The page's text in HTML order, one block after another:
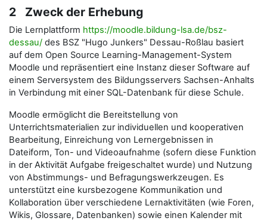
2 Zweck der Erhebung
Die Lernplattform https://moodle.bildung-lsa.de/bsz-
dessau/ des BSZ "Hugo Junkers" Dessau-Roßlau basiert
auf dem Open Source Learning-Management-System
Moodle und repräsentiert eine Instanz dieser Software auf
einem Serversystem des Bildungsservers Sachsen-Anhalts
in Verbindung mit einer SQL-Datenbank für diese Schule.
Moodle ermöglicht die Bereitstellung von
Unterrichtsmaterialien zur individuellen und kooperativen
Bearbeitung, Einreichung von Lernergebnissen in
Dateiform, Ton- und Videoaufnahme (sofern diese Funktion
in der Aktivität Aufgabe freigeschaltet wurde) und Nutzung
von Abstimmungs- und Befragungswerkzeugen. Es
unterstützt eine kursbezogene Kommunikation und
Kollaboration über verschiedene Lernaktivitäten (wie Foren,
Wikis, Glossare, Datenbanken) sowie einen Kalender mit